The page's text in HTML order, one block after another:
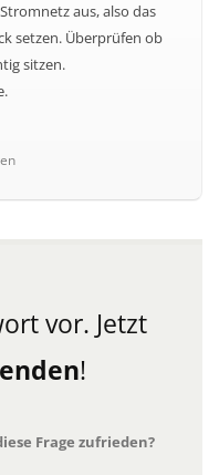
aus, also das
setzen. Überprüfen ob
sitzen.
vor. Jetzt
!
Frage zufrieden?